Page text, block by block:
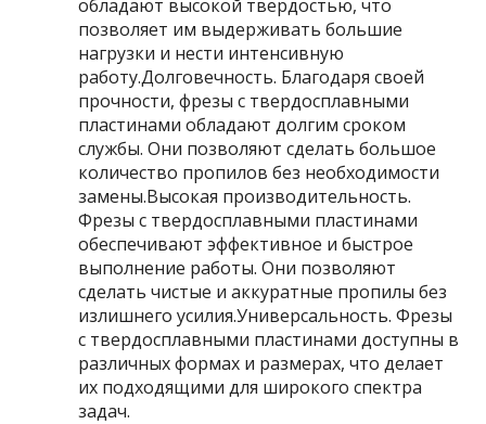
обладают высокой твердостью, что
позволяет им выдерживать большие
нагрузки и нести интенсивную
работу.Долговечность. Благодаря своей
прочности, фрезы с твердосплавными
пластинами обладают долгим сроком
службы. Они позволяют сделать большое
количество пропилов без необходимости
замены.Высокая производительность.
Фрезы с твердосплавными пластинами
обеспечивают эффективное и быстрое
выполнение работы. Они позволяют
сделать чистые и аккуратные пропилы без
излишнего усилия.Универсальность. Фрезы
с твердосплавными пластинами доступны в
различных формах и размерах, что делает
их подходящими для широкого спектра
задач.